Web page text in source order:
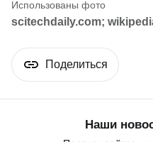
scitechdaily.com;
Поделиться
Наши